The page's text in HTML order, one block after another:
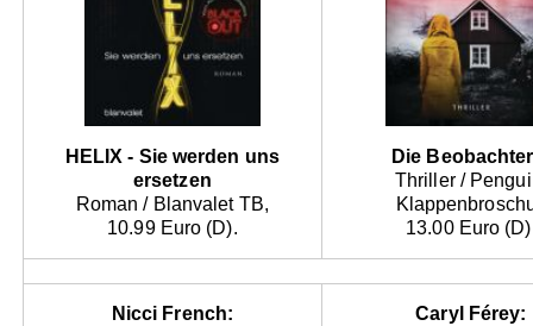
HELIX - Sie werden uns
ersetzen
Roman / Blanvalet TB,
10.99 Euro (D).
Die
Thriller /
13.00 Euro
Nicci French: Caryl Férey: